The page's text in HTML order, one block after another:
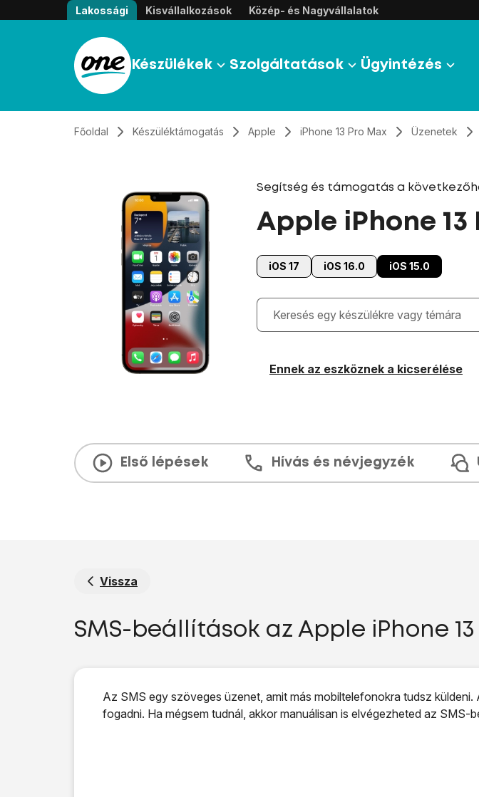
Átugrás, tovább a tartalomhoz
Lakossági Kisvállalkozások Közép- és Nagyvállalatok
Készülékek Szolgáltatások Ügyintézés
Főoldal Készüléktámogatás Apple iPhone 13 Pro Max Üzenetek
Segítség és támogatás a
Apple iPhone 13
iOS 17 iOS 16.0 iOS 15.0
Gépelés közben megjelennek a
Ennek az eszköznek a kicserélése
Első lépések Hívás és névjegyzék
Vissza
SMS-beállítások az Apple iPhone 13
Az SMS egy szöveges üzenet, amit más mobiltelefonokra tudsz
fogadni. Ha mégsem tudnál, akkor manuálisan is elvégezheted az SMS-